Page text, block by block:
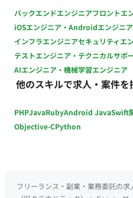
バックエンドエンジニアフロントエ
iOSエンジニア・Androidエンジニア
インフラエンジニアセキュリティエ
テストエンジニア・テクニカルサポ
AIエンジニア・機械学習エンジニア
他のスキルで求人・案件を
PHPJavaRubyAndroid JavaSwift
Objective-CPython
フリーランス・副業・業務委託の